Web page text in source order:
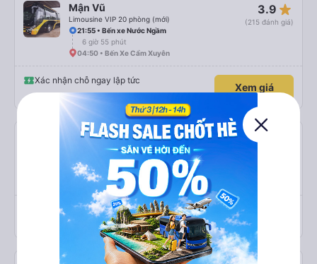
Mận Vũ
Limousine VIP 20 phòng (mới)
3.9 star_rate
(215 đánh giá)
21:55 • Bến xe Nước Ngầm
6 giờ 55 phút
04:50 • Bến Xe Cẩm Xuyên
Xác nhận chỗ ngay lập tức
Xem giá
Mận Vũ
Limousine VIP 20 phòng (mới)
21:55 • Bến xe Nước Ngầm
6 giờ 30 phút
04:25 • Bến xe Hà Tĩnh
Xác nhận chỗ ngay lập tức
Xem giá